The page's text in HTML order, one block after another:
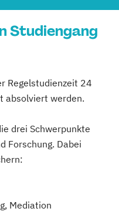
Studiengang
Regelstudienzeit 24
absolviert werden.
drei Schwerpunkte
Forschung. Dabei
Mediation